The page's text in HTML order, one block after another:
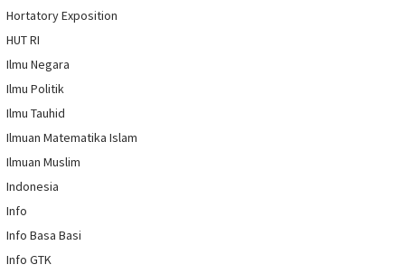
Hortatory Exposition
HUT RI
Ilmu Negara
Ilmu Politik
Ilmu Tauhid
Ilmuan Matematika Islam
Ilmuan Muslim
Indonesia
Info
Info Basa Basi
Info GTK